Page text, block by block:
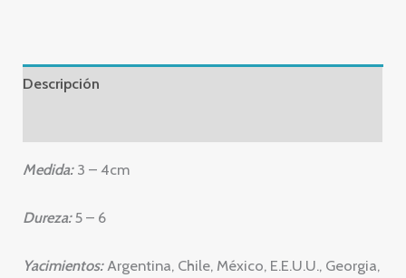
Descripción
Medida:3 – 4cm
Dureza:5 – 6
Yacimientos:Argentina, Chile, México, E.E.U.U., Georgia,